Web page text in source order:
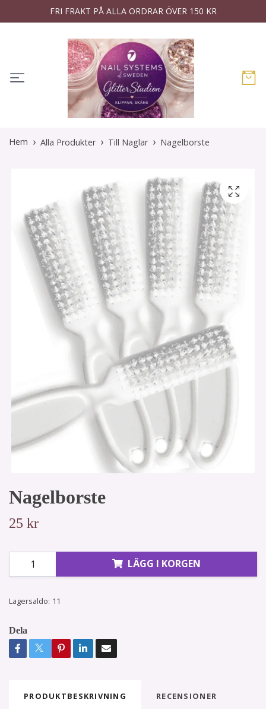
FRI FRAKT PÅ ALLA ORDRAR ÖVER 150 KR
Hem Alla Produkter Till Naglar Nagelborste
Nagelborste
25 kr
LÄGG I KORGEN
Lagersaldo: 11
Dela
PRODUKTBESKRIVNING RECENSIONER